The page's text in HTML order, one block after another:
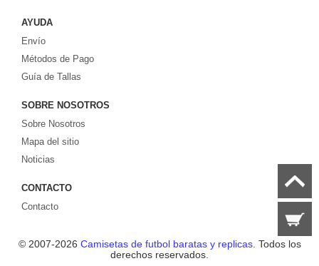
AYUDA
Envío
Métodos de Pago
Guía de Tallas
SOBRE NOSOTROS
Sobre Nosotros
Mapa del sitio
Noticias
CONTACTO
Contacto
© 2007-2026 Camisetas de futbol baratas y replicas. Todos los
derechos reservados.